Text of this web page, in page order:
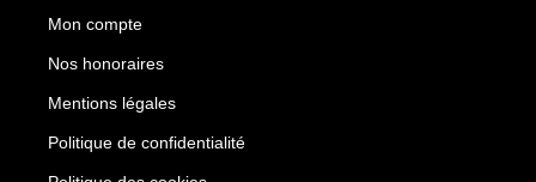
Mon compte
Nos honoraires
Mentions légales
Politique de confidentialité